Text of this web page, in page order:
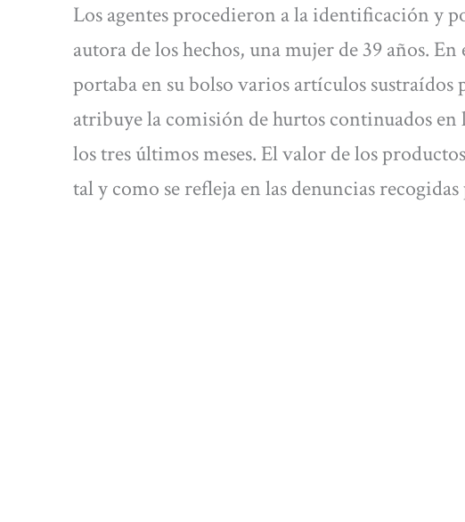
Los agentes procedieron a la identificación y
autora de los hechos, una mujer de 39 años.
portaba en su bolso varios artículos sustraídos
atribuye la comisión de hurtos continuados en
los tres últimos meses. El valor de los
tal y como se refleja en las denuncias